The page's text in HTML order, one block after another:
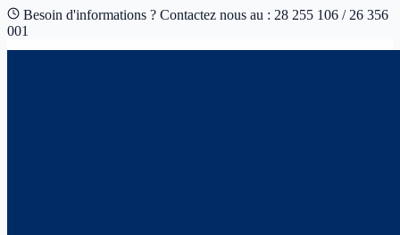
Besoin d'informations ? Contactez nous au : 28 255 106 / 26 356
001